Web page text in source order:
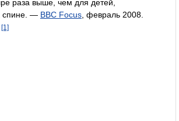
раза выше, чем для детей,
спине. — BBC Focus , февраль 2008.
[1]